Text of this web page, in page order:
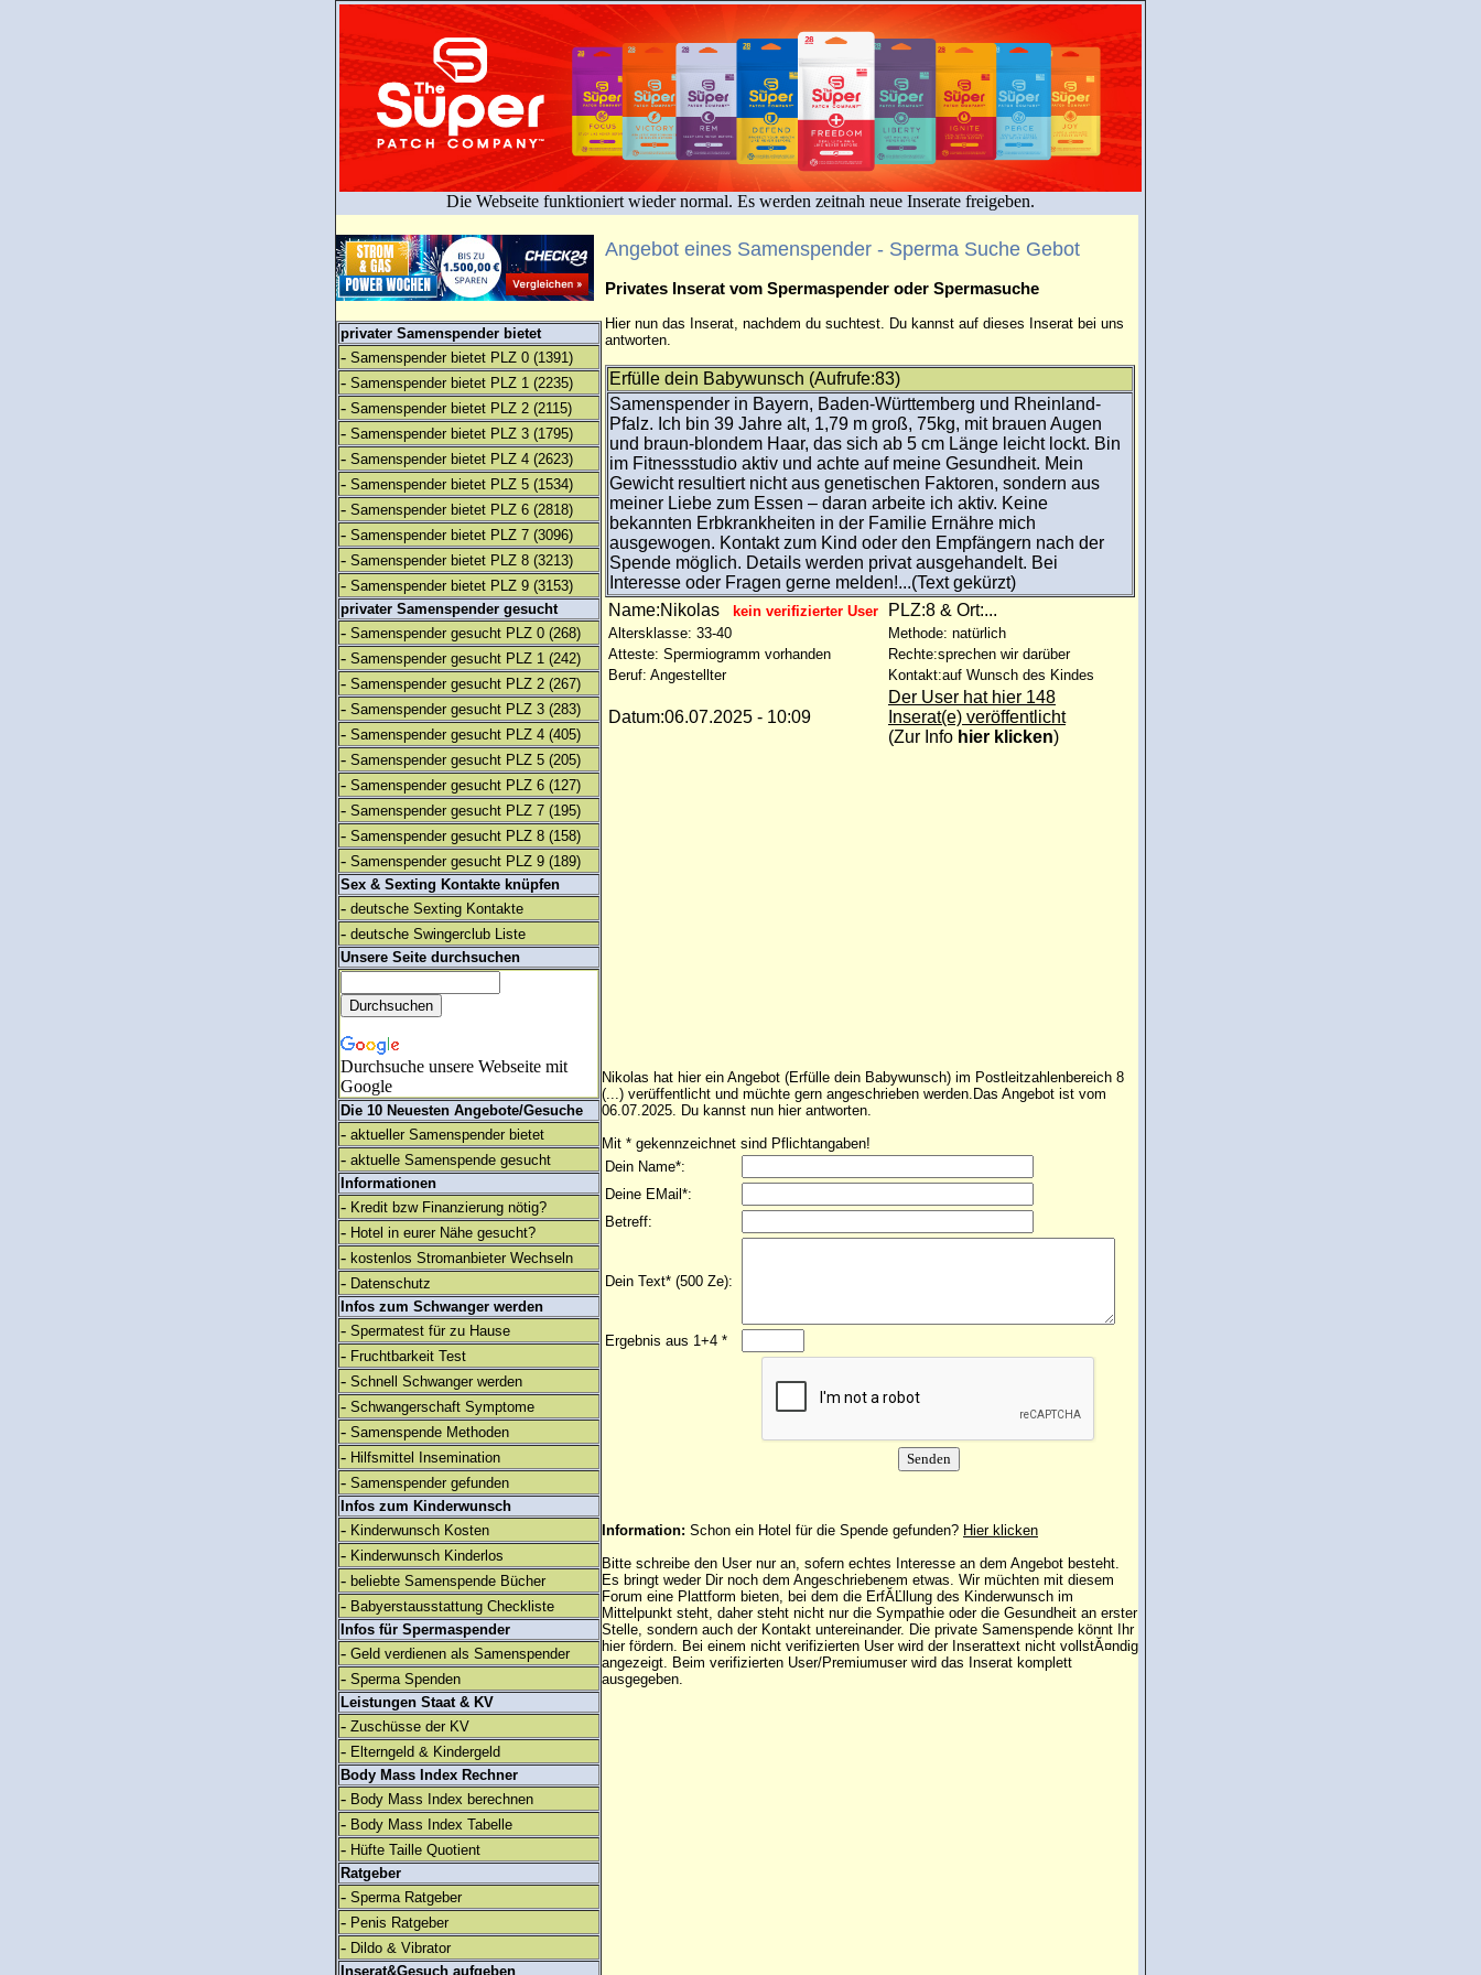
Die Webseite funktioniert wieder normal. Es werden zeitnah neue Inserate freigeben.
privater Samenspender bietet
- Samenspender bietet PLZ 0 (1391)
- Samenspender bietet PLZ 1 (2235)
- Samenspender bietet PLZ 2 (2115)
- Samenspender bietet PLZ 3 (1795)
- Samenspender bietet PLZ 4 (2623)
- Samenspender bietet PLZ 5 (1534)
- Samenspender bietet PLZ 6 (2818)
- Samenspender bietet PLZ 7 (3096)
- Samenspender bietet PLZ 8 (3213)
- Samenspender bietet PLZ 9 (3153)
privater Samenspender gesucht
- Samenspender gesucht PLZ 0 (268)
- Samenspender gesucht PLZ 1 (242)
- Samenspender gesucht PLZ 2 (267)
- Samenspender gesucht PLZ 3 (283)
- Samenspender gesucht PLZ 4 (405)
- Samenspender gesucht PLZ 5 (205)
- Samenspender gesucht PLZ 6 (127)
- Samenspender gesucht PLZ 7 (195)
- Samenspender gesucht PLZ 8 (158)
- Samenspender gesucht PLZ 9 (189)
Sex & Sexting Kontakte knüpfen
- deutsche Sexting Kontakte
- deutsche Swingerclub Liste
Unsere Seite durchsuchen
Durchsuche unsere Webseite mit
Google
Die 10 Neuesten Angebote/Gesuche
- aktueller Samenspender bietet
- aktuelle Samenspende gesucht
Informationen
- Kredit bzw Finanzierung nötig?
- Hotel in eurer Nähe gesucht?
- kostenlos Stromanbieter Wechseln
- Datenschutz
Infos zum Schwanger werden
- Spermatest für zu Hause
- Fruchtbarkeit Test
- Schnell Schwanger werden
- Schwangerschaft Symptome
- Samenspende Methoden
- Hilfsmittel Insemination
- Samenspender gefunden
Infos zum Kinderwunsch
- Kinderwunsch Kosten
- Kinderwunsch Kinderlos
- beliebte Samenspende Bücher
- Babyerstausstattung Checkliste
Infos für Spermaspender
- Geld verdienen als Samenspender
- Sperma Spenden
Leistungen Staat & KV
- Zuschüsse der KV
- Elterngeld & Kindergeld
Body Mass Index Rechner
- Body Mass Index berechnen
- Body Mass Index Tabelle
- Hüfte Taille Quotient
Ratgeber
- Sperma Ratgeber
- Penis Ratgeber
- Dildo & Vibrator
Inserat&Gesuch aufgeben
Angebot eines Samenspender - Sperma Suche Gebot
Privates Inserat vom Spermaspender oder Spermasuche
Hier nun das Inserat, nachdem du suchtest. Du kannst auf dieses Inserat bei uns
antworten.
Erfülle dein Babywunsch (Aufrufe:83)
Samenspender in Bayern, Baden-Württemberg und Rheinland-
Pfalz. Ich bin 39 Jahre alt, 1,79 m groß, 75kg, mit brauen Augen
und braun-blondem Haar, das sich ab 5 cm Länge leicht lockt. Bin
im Fitnessstudio aktiv und achte auf meine Gesundheit. Mein
Gewicht resultiert nicht aus genetischen Faktoren, sondern aus
meiner Liebe zum Essen – daran arbeite ich aktiv. Keine
bekannten Erbkrankheiten in der Familie Ernähre mich
ausgewogen. Kontakt zum Kind oder den Empfängern nach der
Spende möglich. Details werden privat ausgehandelt. Bei
Interesse oder Fragen gerne melden!...(Text gekürzt)
Name:Nikolas
kein verifizierter User PLZ:8 & Ort:...
Altersklasse: 33-40
Methode: natürlich
Atteste: Spermiogramm vorhanden
Rechte:sprechen wir darüber
Beruf: Angestellter
Kontakt:auf Wunsch des Kindes
Datum:06.07.2025 - 10:09
Der User hat hier 148
Inserat(e) veröffentlicht
(Zur Info hier klicken)
Nikolas hat hier ein Angebot (Erfülle dein Babywunsch) im Postleitzahlenbereich 8
(...) verüffentlicht und müchte gern angeschrieben werden.Das Angebot ist vom
06.07.2025. Du kannst nun hier antworten.
Mit * gekennzeichnet sind Pflichtangaben!
Dein Name*:
Deine EMail*:
Betreff:
Dein Text* (500 Ze):
Ergebnis aus 1+4 *
Information: Schon ein Hotel für die Spende gefunden? Hier klicken
Bitte schreibe den User nur an, sofern echtes Interesse an dem Angebot besteht.
Es bringt weder Dir noch dem Angeschriebenem etwas. Wir müchten mit diesem
Forum eine Plattform bieten, bei dem die ErfĂĽllung des Kinderwunsch im
Mittelpunkt steht, daher steht nicht nur die Sympathie oder die Gesundheit an erster
Stelle, sondern auch der Kontakt untereinander. Die private Samenspende könnt Ihr
hier fördern. Bei einem nicht verifizierten User wird der Inserattext nicht vollstĂ¤ndig
angezeigt. Beim verifizierten User/Premiumuserwird das Inserat komplett
ausgegeben.